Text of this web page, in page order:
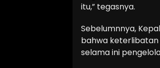
itu,” tegasnya.
Sebelumnnya,
bahwa keterlibatan
selama ini